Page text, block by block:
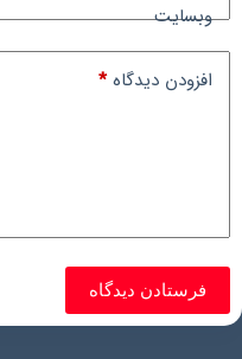
وبسایت
افزودن دیدگاه*
فرستادن دیدگاه